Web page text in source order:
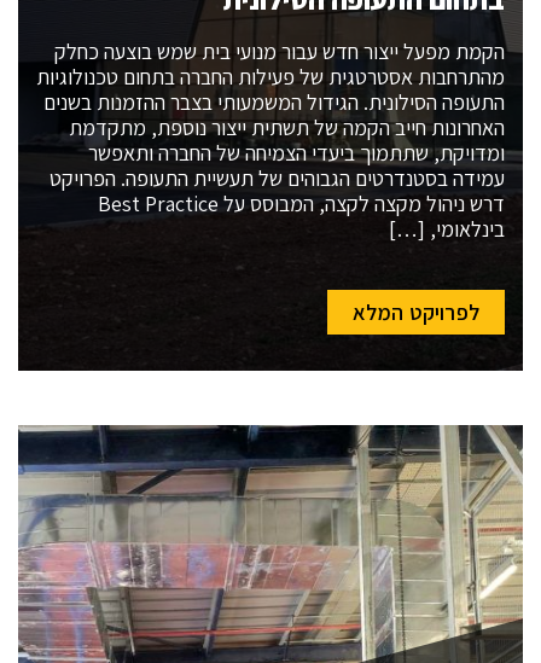
הקמת מפעל ייצור חדש עבור מנועי בית שמש בוצעה כחלק
מהתרחבות אסטרטגית של פעילות החברה בתחום טכנולוגיות
התעופה הסילונית. הגידול המשמעותי בצבר ההזמנות בשנים
האחרונות חייב הקמה של תשתית ייצור נוספת, מתקדמת
ומדויקת, שתתמוך ביעדי הצמיחה של החברה ותאפשר
עמידה בסטנדרטים הגבוהים של תעשיית התעופה. הפרויקט
דרש ניהול מקצה לקצה, המבוסס על Best Practice
בינלאומי, […]
לפרויקט המלא